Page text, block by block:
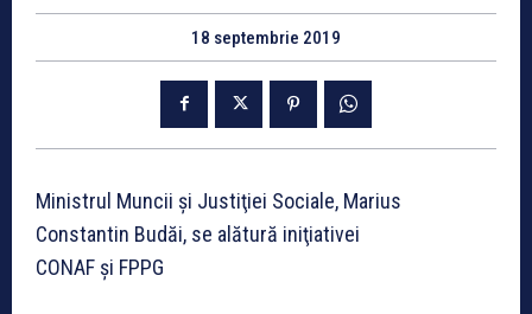
18 septembrie 2019
Ministrul Muncii şi Justiţiei Sociale, Marius
Constantin Budăi, se alătură iniţiativei
CONAF şi FPPG